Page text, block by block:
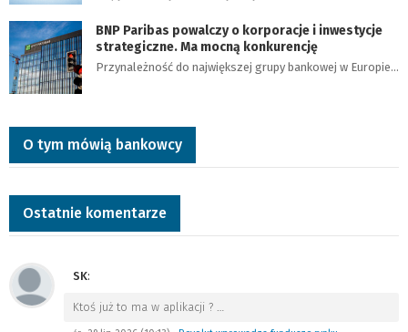
BNP Paribas powalczy o korporacje i inwestycje
strategiczne. Ma mocną konkurencję
Przynależność do największej grupy bankowej w Europie…
O tym mówią bankowcy
Ostatnie komentarze
SK:
Ktoś już to ma w aplikacji ? …